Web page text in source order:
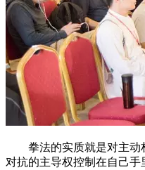
拳法的实质就是对主动
对抗的主导权控制在自己手